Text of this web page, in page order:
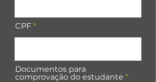
CPF
Documentos para
comprovação do estudante